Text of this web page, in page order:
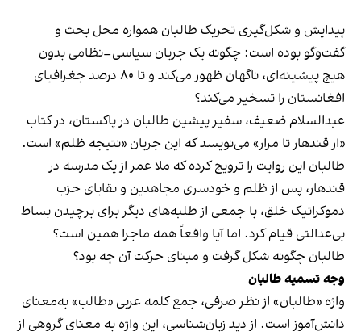
پیدایش و شکل‌گیری تحریک طالبان همواره محل بحث و
گفت‌وگو بوده است: چگونه یک جریان سیاسی–نظامی بدون
هیچ پیشینه‌ای، ناگهان ظهور می‌کند و تا ۸۰ درصد جغرافیای
افغانستان را تسخیر می‌کند؟
عبدالسلام ضعیف، سفیر پیشین طالبان در پاکستان، در کتاب
«از قندهار تا مزار» می‌نویسد که این جریان «نتیجه ظلم» است.
طالبان این روایت را ترویج کرده که ملا عمر از یک مدرسه در
قندهار، پس از ظلم و خودسری مجاهدین و بقایای حزب
دموکراتیک خلق، با جمعی از طلبه‌های دیگر برای برچیدن بساط
بی‌عدالتی قیام کرد. اما آیا واقعاً همه ماجرا همین است؟
طالبان چگونه شکل گرفت و مبنای حرکت آن چه بود؟
وجه تسمیه طالبان
واژه «طالبان» از نظر صرفی، جمع کلمه عربی «طالب» به‌معنای
دانش‌آموز است. از دید زبان‌شناسی، این واژه به معنای گروهی از